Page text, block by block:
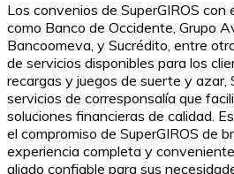
Los convenios de SuperGIROS
como Banco de Occidente, Grupo
Bancoomeva, y Sucrédito, entre
de servicios disponibles para los
recargas y juegos de suerte y azar,
servicios de corresponsalía que
soluciones financieras de calidad.
el compromiso de SuperGIROS de
experiencia completa y
aliado confiable para sus